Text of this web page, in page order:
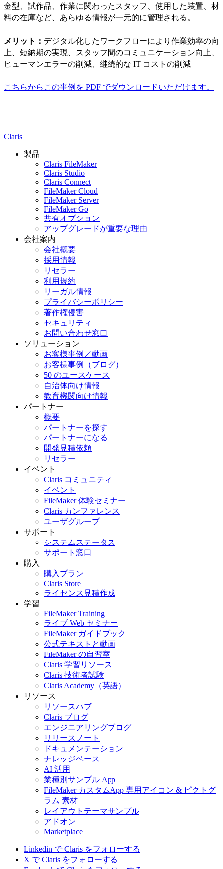
金型、試作品、作業に関わったスタッフ、使用した装置、材
料の在庫など、あらゆる情報が一元的に管理される。
メリット： デジタル化したワークフローにより作業効率の向
上、短納期の実現、スタッフ間のコミュニケーション向上、
ヒューマンエラーの削減、継続的な IT コストの削減
こちらからこの事例を PDF でダウンロードいただけます。
Claris
製品
Claris FileMaker
Claris Studio
Claris Connect
FileMaker Cloud
FileMaker Server
FileMaker Go
共有オプション
アップグレードが重要な理由
会社案内
会社概要
採用情報
リセラー
利用規約
リーガル情報
プライバシーポリシー
著作権侵害
セキュリティ
お問い合わせ窓口
ソリューション
お客様事例／動画
お客様事例（ブログ）
50 のユースケース
自治体向け情報
教育機関向け情報
パートナー
概要
パートナーを探す
パートナーになる
開発見積依頼
リセラー
イベント
Claris コミュニティ
イベント
FileMaker 体験セミナー
Claris カンファレンス
ユーザグループ
サポート
システムステータス
サポート窓口
購入
購入プラン
Claris Store
ライセンス見積作成
学習
FileMaker Training
ライブ Web セミナー
FileMaker ガイドブック
公式テキストと動画
FileMaker の自習室
Claris 学習リソース
Claris 技術者試験
Claris Academy（英語）
リソース
リソースハブ
Claris ブログ
エンジニアリングブログ
リリースノート
ドキュメンテーション
ナレッジベース
AI 活用
業種別サンプル App
FileMaker カスタムApp 専用アイコン & ピクトグ
ラム 素材
レイアウトテーマサンプル
アドオン
Marketplace
Linkedin で Claris をフォローする
X で Claris をフォローする